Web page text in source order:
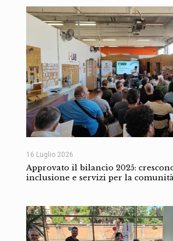
16 Luglio 2026
Approvato il bilancio 2025:
inclusione e servizi per la